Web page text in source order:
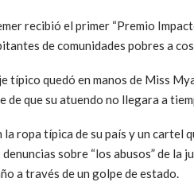
recibió el primer “Premio
de comunidades pobres a
típico quedó en manos de Miss
que su atuendo no llegara a
ropa típica de su país y un cartel
sobre “los abusos” de la
a través de un golpe de estado.